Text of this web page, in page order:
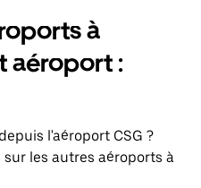
à
aéroport :
l'aéroport CSG ?
les autres aéroports à